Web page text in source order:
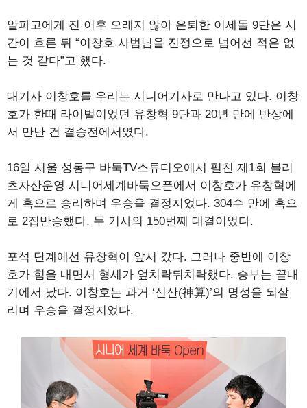
알파고에게 진 이후 오래지 않아 은퇴한 이세돌 9단은 시
간이 흐른 뒤 “이창호 사범님을 진정으로 넘어선 적은 없
는 것 같다”고 했다.
대기사 이창호를 우리는 시니어기사로 만나고 있다. 이창
호가 한때 라이벌이었던 유창혁 9단과 20년 만에 반상에
서 만난 건 결승전에서였다.
16일 서울 성동구 바둑TV스튜디오에서 펼친 제1회 블리
츠자산운영 시니어세계바둑오픈에서 이창호가 유창혁에
게 흑으로 승리하며 우승을 결정지었다. 304수 만에 흑으
로 2집반승했다. 두 기사의 150번째 대결이었다.
포석 단계에선 유창혁이 앞서 갔다. 그러나 중반에 이창
호가 힘을 내면서 형세가 엎치락뒤치락했다. 승부는 끝내
기에서 났다. 이창호는 과거 ‘신산(神算)’의 명성을 되살
리며 우승을 결정지었다.